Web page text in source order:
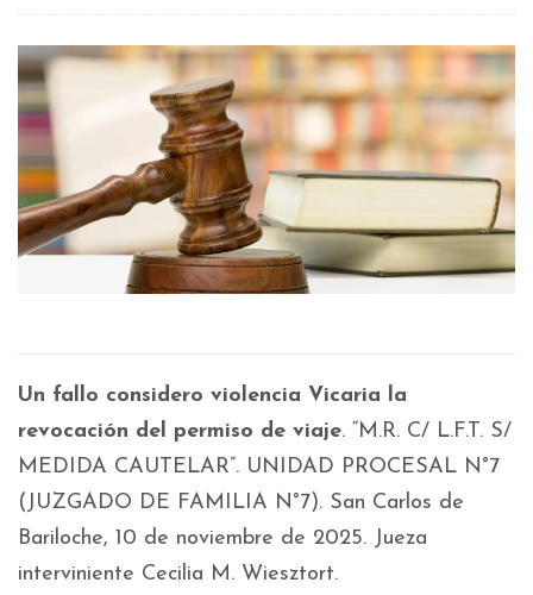
Un fallo considero violencia Vicaria la
revocación del permiso de viaje. “M.R. C/ L.F.T. S/
MEDIDA CAUTELAR”. UNIDAD PROCESAL N°7
(JUZGADO DE FAMILIA N°7). San Carlos de
Bariloche, 10 de noviembre de 2025. Jueza
interviniente Cecilia M. Wiesztort.